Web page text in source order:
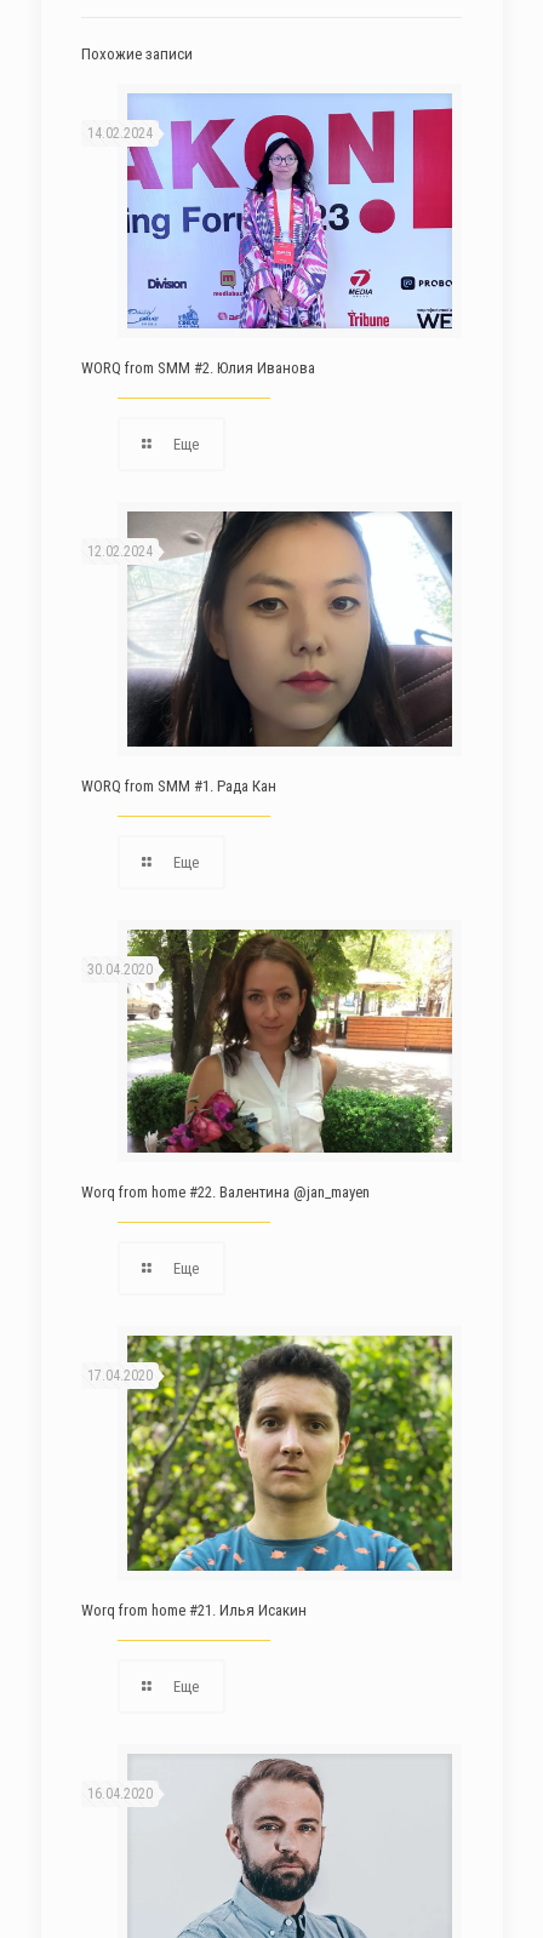
Похожие записи
14.02.2024
WORQ from SMM #2. Юлия Иванова
Еще
12.02.2024
WORQ from SMM #1. Рада Кан
Еще
30.04.2020
Worq from home #22. Валентина @jan_mayen
Еще
17.04.2020
Worq from home #21. Илья Исакин
Еще
16.04.2020